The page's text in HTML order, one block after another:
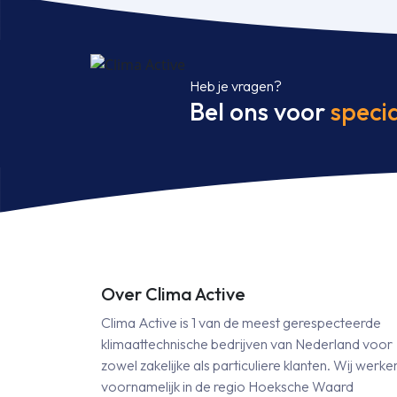
ZT-
infrarood
Heb je vragen?
Bel ons voor
Over Clima Active
Clima Active is 1 van de meest gerespecteerde
klimaattechnische bedrijven van Nederland voor
zowel zakelijke als particuliere klanten. Wij
voornamelijk in de regio Hoeksche Waard